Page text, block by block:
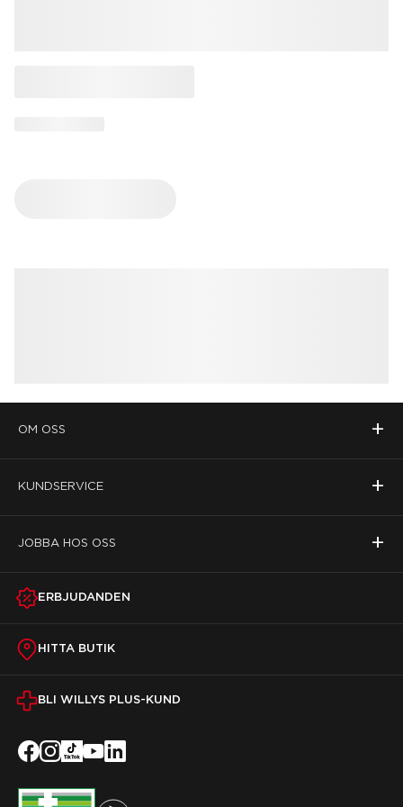
OM OSS +
KUNDSERVICE +
JOBBA HOS OSS +
ERBJUDANDEN
HITTA BUTIK
BLI WILLYS PLUS-KUND